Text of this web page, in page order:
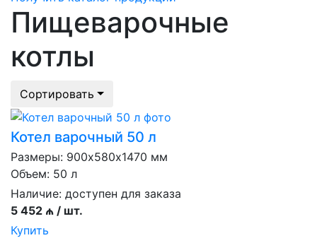
Пищеварочные
котлы
Сортировать
Котел варочный 50 л
Размеры: 900х580х1470 мм
Объем: 50 л
Наличие: доступен для заказа
5 452 ₼ / шт.
Купить